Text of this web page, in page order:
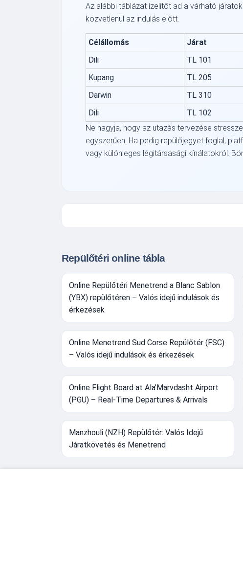
Az alábbi táblázat ízelítőt ad a várható
közvetlenül az indulás előtt.
Célállomás Járat
Dili
TL 101
Kupang
TL 205
Darwin
TL 310
Dili
TL 102
Ne hagyja, hogy az utazás tervezése
egyszerűen. Ha pedig repülőjegyet foglal,
vagy különleges légitársasági kínálatokról.
Repülőtéri online tábla
Online Repülőtéri Menetrend a Blanc Sablon
(YBX) repülőtéren – Valós idejű indulások és
érkezések
Online Menetrend Sud Corse Repülőtér (FSC)
– Valós idejű indulások és érkezések
Online Flight Board at Ala'Marvdasht Airport
(PGU) – Real-Time Departures & Arrivals
Manzhouli (NZH) Repülőtér: Valós Idejű
Járatkövetés és Menetrend